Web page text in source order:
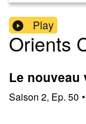
Play
Orients
Le nouveau
Saison 2, Ep. 50 •